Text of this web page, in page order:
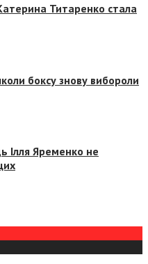
Титаренко стала
боксу знову вибороли
Ілля Яременко не